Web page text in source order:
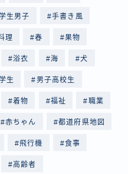
Me
生男子 手書き風
理 春 果物
浴衣 海 犬
生 男子高校生
着物 福祉 職業
赤ちゃん 都道府県地図
飛行機 食事
高齢者